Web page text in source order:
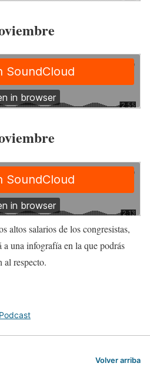
altos salarios de los congresistas,
una infografía en la que podrás
al respecto.
Podcast
Volver arriba